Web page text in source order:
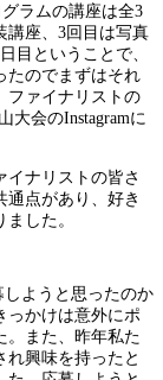
ラムの講座は全3
講座、3回目は写真
目ということで、
たのでまずはそれ
ファイナリストの
大会のInstagramに
イナリストの皆さ
通点があり、好き
した。
しようと思ったのか
っかけは意外にポ
。また、昨年私た
れ興味を持ったと